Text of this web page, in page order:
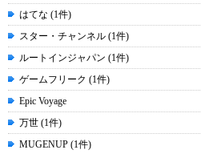
はてな (1件)
スター・チャンネル (1件)
ルートインジャパン (1件)
ゲームフリーク (1件)
Epic Voyage
万世 (1件)
MUGENUP (1件)